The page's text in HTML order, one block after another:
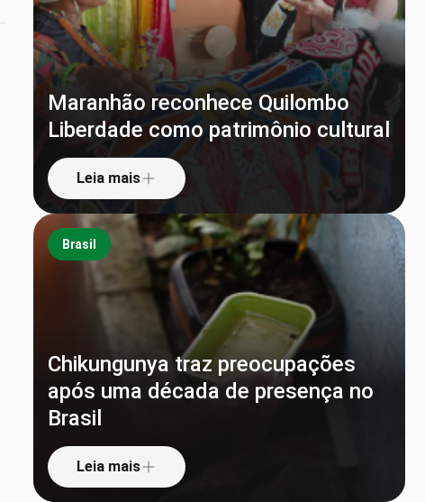
Maranhão reconhece Quilombo
Liberdade como patrimônio cultural
Leia mais
Brasil
Chikungunya traz preocupações
após uma década de presença no
Brasil
Leia mais